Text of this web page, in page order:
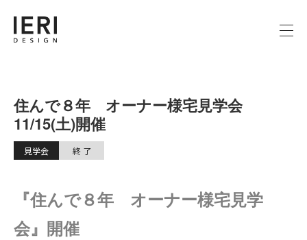
住んで８年 オーナー様宅見学会
11/15(土)開催
見学会 終 了
『住んで８年 オーナー様宅見学
会』 開催